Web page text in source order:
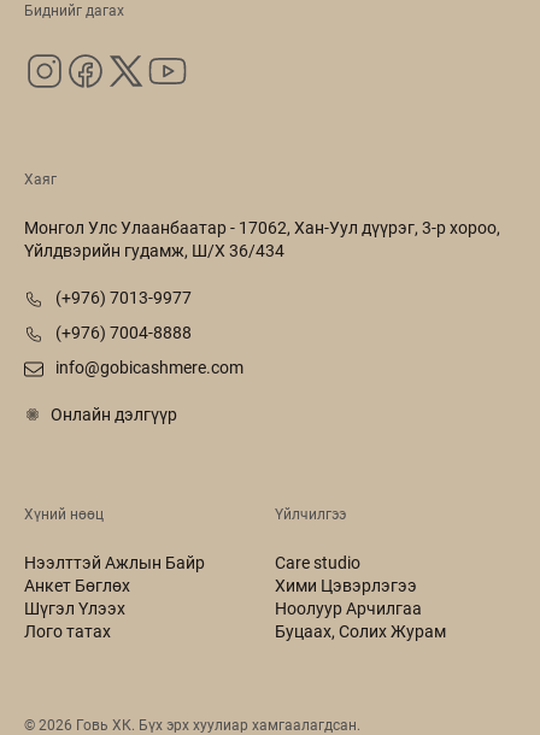
Хаяг
Монгол Улс Улаанбаатар - 17062, Хан-Уул дүүрэг, 3-р хороо,
Үйлдвэрийн гудамж, Ш/Х 36/434
(+976) 7013-9977
(+976) 7004-8888
info@gobicashmere.com
Онлайн дэлгүүр
Хүний нөөц
Нээлттэй Ажлын Байр
Анкет Бөглөх
Шүгэл Үлээх
Лого татах
Үйлчилгээ
Care studio
Хими Цэвэрлэгээ
Ноолуур Арчилгаа
Буцаах, Солих Журам
Биднийг дагах
© 2026 Говь ХК. Бүх эрх хуулиар хамгаалагдсан.